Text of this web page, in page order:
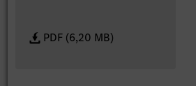
PDF (6,20 MB)